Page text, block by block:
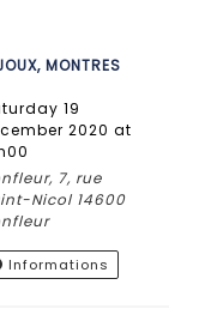
MONTRES
2020 at
7, rue
Nicol 14600
Informations